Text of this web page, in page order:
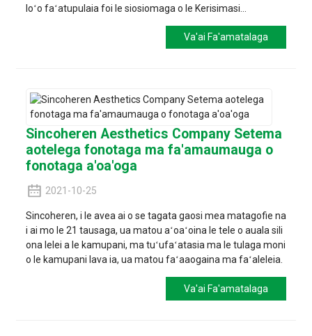
loʻo faʻatupulaia foi le siosiomaga o le Kerisimasi...
Va'ai Fa'amatalaga
Sincoheren Aesthetics Company Setema
aotelega fonotaga ma fa'amaumauga o
fonotaga a'oa'oga
2021-10-25
Sincoheren, i le avea ai o se tagata gaosi mea matagofie na
i ai mo le 21 tausaga, ua matou aʻoaʻoina le tele o auala sili
ona lelei a le kamupani, ma tuʻufaʻatasia ma le tulaga moni
o le kamupani lava ia, ua matou faʻaaogaina ma faʻaleleia.
Va'ai Fa'amatalaga